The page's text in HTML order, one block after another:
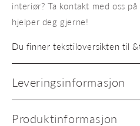
interiør? Ta kontakt med oss
hjelper deg gjerne!
Du finner tekstiloversikten til
Leveringsinformasjon
Produktinformasjon